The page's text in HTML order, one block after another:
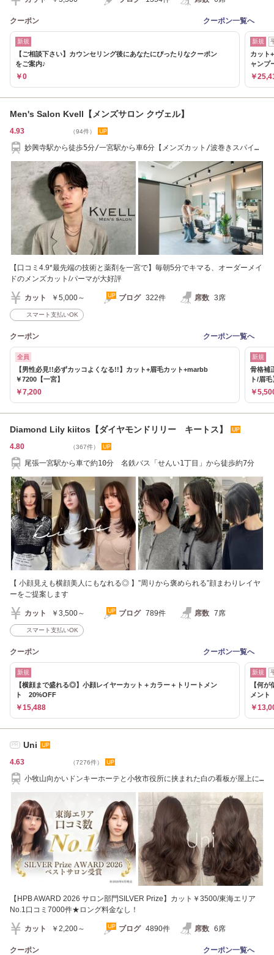
クーポン クーポン一覧へ
新規
【ご相談下さい】カウンセリング後にあなたにぴったりなクーポン
をご案内♪
￥0
新規
カット
ャンプ
￥
Men's Salon Kvell【メンズサロン クヴェル】
4.93 （94件）
妙興寺駅から徒歩5分/一宮駅から車6分【メンズカット/波巻きスパイラ
【口コミ4.9*最先端の技術と薬剤を一宮で】毎朝5分でキマる、オーダーメイ
ドのメンズカット/パーマが大好評
カット ￥5,000～ ブログ 322件 席数 3席
スマート支払いOK
クーポン クーポン一覧へ
全員
【男性必見!!必ずカッコよくなる!!】カット+眉毛カット+marbb
￥7200【一宮】
￥7,200
新規
骨格補
ト/眉毛
￥
Diamond Lily kiitos【ダイヤモンドリリー キートス】
4.80 （367件）
尾張一宮駅から車で約10分 名鉄バス「せんい1丁目」から徒歩約7分
【 小顔見えも横顔美人にもなれる◎ 】”周りから褒められる”顔まわりレイヤ
ーをご提案します
カット ￥3,500～ ブログ 789件 席数 7席
スマート支払いOK
クーポン クーポン一覧へ
新規
【横顔まで盛れる◎】小顔レイヤーカット＋カラー＋トリートメン
ト 20%OFF
￥15,488
新規
【何
メント
￥
PR Uni
4.63 （7276件）
小牧山向かいドンキーホーテと小牧市役所に挟まれた白の看板が屋上に
【HPB AWARD 2026 サロン部門SILVER Prize】カット￥3500/東海エリア
No.1口コミ7000件★ロング料金なし！
カット ￥2,200～ ブログ 4890件 席数 6席
クーポン クーポン一覧へ